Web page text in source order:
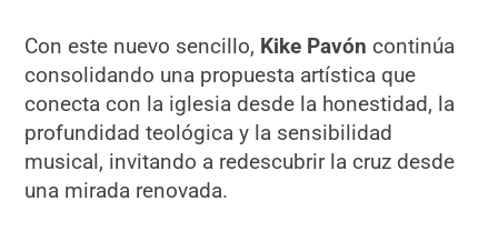
Con este nuevo sencillo, Kike Pavón continúa
consolidando una propuesta artística que
conecta con la iglesia desde la honestidad, la
profundidad teológica y la sensibilidad
musical, invitando a redescubrir la cruz desde
una mirada renovada.